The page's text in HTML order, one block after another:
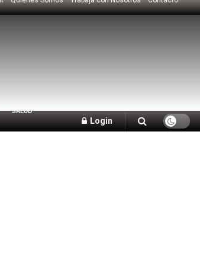
SALUD
Login